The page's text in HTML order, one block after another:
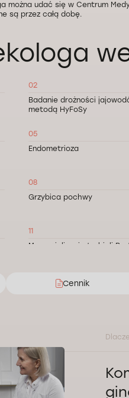
można udać się w Centrum
są przez całą dobę.
02
Badanie drożności
metodą HyFoSy
05
Endometrioza
08
Grzybica pochwy
11
Marsupializacja torbieli
Nadżerka szyjki macicy
20
Zapalenie przydatków
Cennik